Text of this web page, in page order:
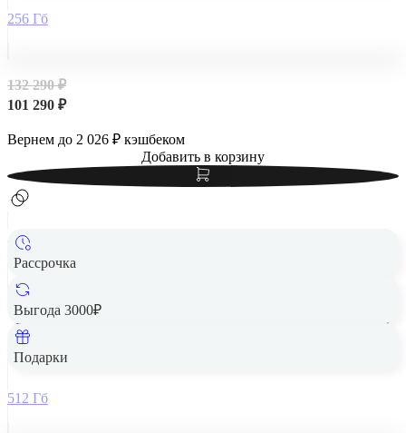
256 Гб
132 290 ₽
101 290 ₽
Вернем до 2 026 ₽ кэшбеком
Добавить в корзину
Рассрочка
Выгода 3000₽
Подарки
Apple iPad Air 13" (M2, 2024, 6 gen) Wi-Fi 512Gb Starlight,
512 Гб